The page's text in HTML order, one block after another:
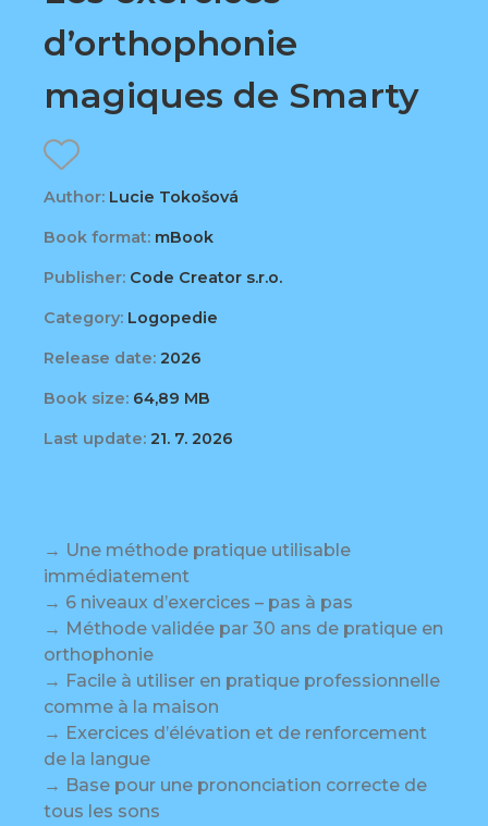
d’orthophonie
magiques de Smarty
Author: Lucie Tokošová
Book format: mBook
Publisher: Code Creator s.r.o.
Category: Logopedie
Release date: 2026
Book size: 64,89 MB
Last update: 21. 7. 2026
→ Une méthode pratique utilisable
immédiatement
→ 6 niveaux d’exercices – pas à pas
→ Méthode validée par 30 ans de pratique en
orthophonie
→ Facile à utiliser en pratique professionnelle
comme à la maison
→ Exercices d’élévation et de renforcement
de la langue
→ Base pour une prononciation correcte de
tous les sons